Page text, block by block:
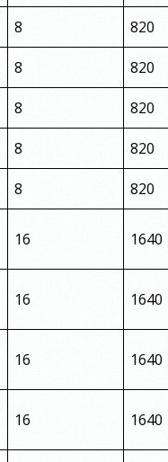
8 820
8 820
8 820
8 820
8 820
16 1640
16 1640
16 1640
16 1640